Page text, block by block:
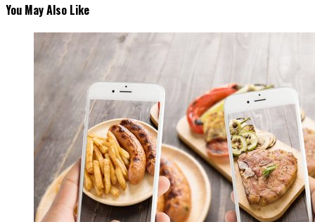
You May Also Like